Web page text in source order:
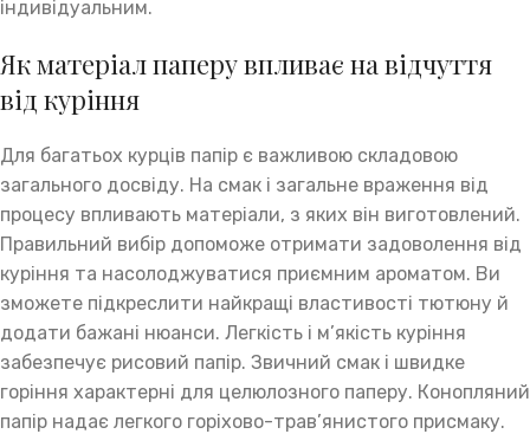
індивідуальним.
Як матеріал паперу впливає на відчуття
від куріння
Для багатьох курців папір є важливою складовою
загального досвіду. На смак і загальне враження від
процесу впливають матеріали, з яких він виготовлений.
Правильний вибір допоможе отримати задоволення від
куріння та насолоджуватися приємним ароматом. Ви
зможете підкреслити найкращі властивості тютюну й
додати бажані нюанси. Легкість і м’якість куріння
забезпечує рисовий папір. Звичний смак і швидке
горіння характерні для целюлозного паперу. Конопляний
папір надає легкого горіхово-трав’янистого присмаку.